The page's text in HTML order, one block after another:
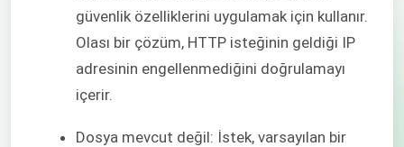
güvenlik özelliklerini uygulamak için kullanır.
Olası bir çözüm, HTTP isteğinin geldiği IP
adresinin engellenmediğini doğrulamayı
içerir.
Dosya mevcut değil: İstek, varsayılan bir